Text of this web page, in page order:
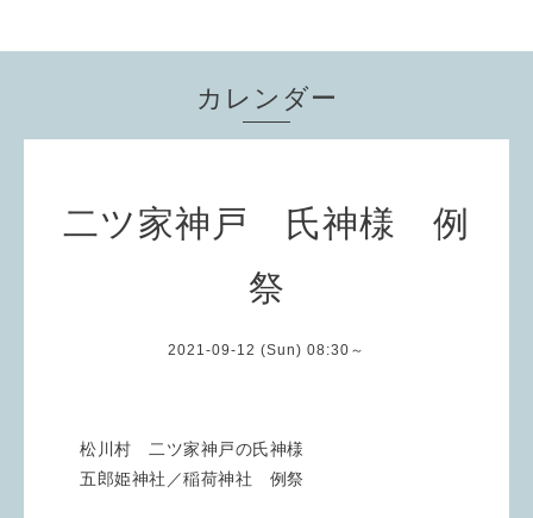
カレンダー
二ツ家神戸 氏神様 例
祭
2021-09-12 (Sun) 08:30～
松川村 二ツ家神戸の氏神様
五郎姫神社／稲荷神社 例祭